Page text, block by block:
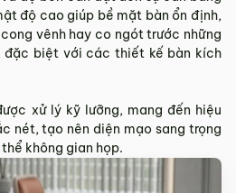
độ cao giúp bề mặt bàn ổn định,
vênh hay co ngót trước những
đặc biệt với các thiết kế bàn kích
xử lý kỹ lưỡng, mang đến hiệu
nét, tạo nên diện mạo sang trọng
không gian họp.
thời gian 3 ngày kể từ ngày nhận
giải đáp vui lòng liên hệ MyChair
(Call, Zalo)